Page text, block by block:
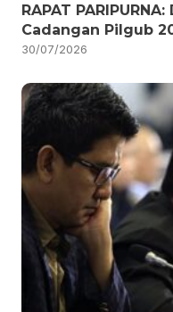
RAPAT
Cadangan Pilgub
30/07/2026